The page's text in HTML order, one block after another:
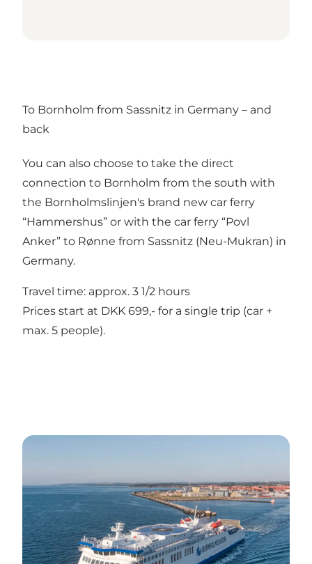
To Bornholm from Sassnitz in Germany – and
back
You can also choose to take the direct
connection to Bornholm from the south with
the Bornholmslinjen's brand new car ferry
“Hammershus” or with the car ferry “Povl
Anker” to Rønne from Sassnitz (Neu-Mukran) in
Germany.
Travel time: approx. 3 1/2 hours
Prices start at DKK 699,- for a single trip (car +
max. 5 people).